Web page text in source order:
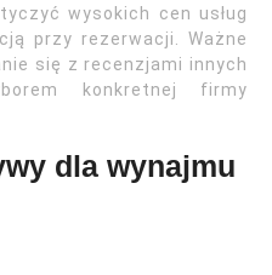
wysokich cen usług
przy rezerwacji. Ważne
się z recenzjami innych
konkretnej firmy
dla wynajmu